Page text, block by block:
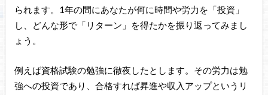
られます。1年の間にあなたが何に時間や労力を「投資」
し、どんな形で「リターン」を得たかを振り返ってみまし
ょう。
例えば資格試験の勉強に徹夜したとします。その労力は勉
強への投資であり、合格すれば昇進や収入アップというリ